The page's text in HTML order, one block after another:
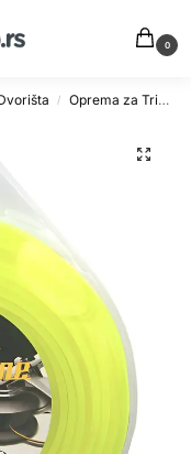
0
/ Oprema za Trimere i Kosilice